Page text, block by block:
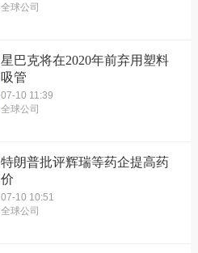
全球公司
星巴克将在2020年前弃用塑料
吸管
07-10 11:39
全球公司
特朗普批评辉瑞等药企提高药
价
07-10 10:51
全球公司